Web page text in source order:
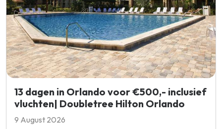
13 dagen in Orlando voor €500,- inclusief
vluchten| Doubletree Hilton Orlando
9 August 2026